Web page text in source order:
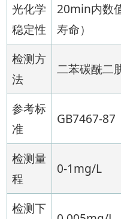
光化学
稳定性
20min内数
寿命）
检测方
法
二苯碳酰二
参考标
准
GB7467-87
检测量
程
0-1mg/L
检测下